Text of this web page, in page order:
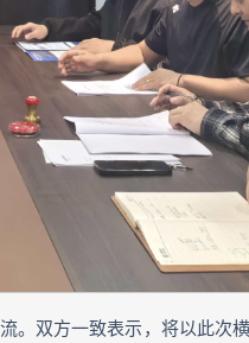
。双方一致表示，将以此